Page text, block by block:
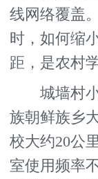
线网络覆盖
时，如何缩
距，是农村
城墙村小
族朝鲜族乡
校大约20公
室使用频率